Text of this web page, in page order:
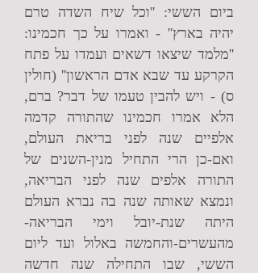
ביום הששי: ''וכל שיח השדה טרם
יהיה בארץ'' - ואמרו על כך חכמינו:
''מלמד שיצאו דשאים ועמדו על פתח
הקרקע עד שבא אדם הראשון'' (חולין
ס) - ויש להבין טעמו של דבר? ברם,
הלא אמרו חכמינו שהתורה קדמה
אלפיים שנה לפני בריאת העולם,
ואם-כן הרי התחיל מנין-השנים של
התורה אלפים שנה לפני הבריאה,
ונמצא שאותה שנה בה נברא העולם
היתה שנת-יובל וימי הבריאה-
מהעשרים-והחמשה באלול ועד ליום
הששי, שבו התחילה שנה חדשה